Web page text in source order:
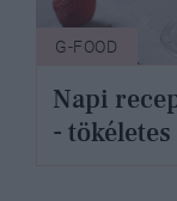
G-FOOD
Napi
-